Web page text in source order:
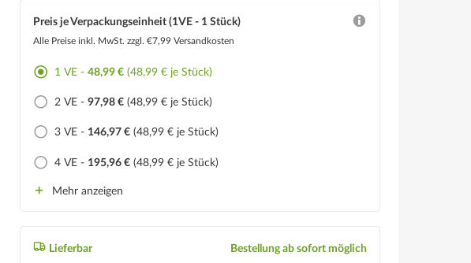
Preis je Verpackungseinheit (1VE - 1 Stück)
Alle Preise inkl. MwSt.zzgl. €7,99 Versandkosten
1 VE -48,99 € (48,99 € je Stück)
2 VE -97,98 € (48,99 € je Stück)
3 VE - 146,97 € (48,99 € je Stück)
4 VE - 195,96 € (48,99 € je Stück)
Mehr anzeigen
Lieferbar Bestellung ab sofort möglich